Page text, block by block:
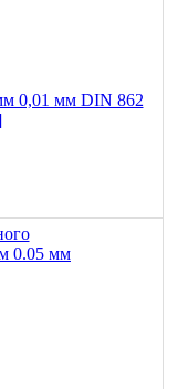
0,01 мм DIN 862